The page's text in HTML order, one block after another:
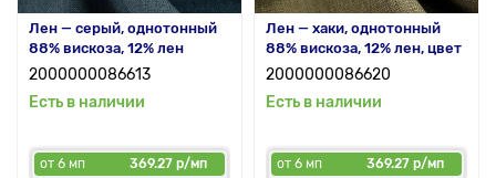
Лен — серый, однотонный
88% вискоза, 12% лен
2000000086613
Есть в наличии
от 6 мп
369.27 р/мп
Лен — хаки, однотонный
88% вискоза, 12% лен, цвет
2000000086620
Есть в наличии
от 6 мп
369.27 р/мп